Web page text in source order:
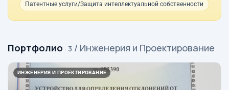
Патентные услуги/Защита интеллектуальной собственности
Портфолио · 3 / Инженерия и Проектирование
ИНЖЕНЕРИЯ И ПРОЕКТИРОВАНИЕ